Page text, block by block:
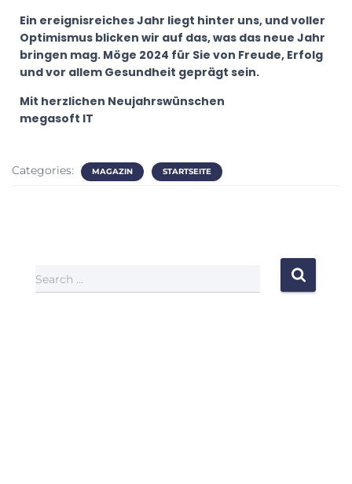
Ein ereignisreiches Jahr liegt hinter uns, und voller
Optimismus blicken wir auf das, was das neue Jahr
bringen mag. Möge 2024 für Sie von Freude, Erfolg
und vor allem Gesundheit geprägt sein.
Mit herzlichen Neujahrswünschen
megasoft IT
Categories: MAGAZIN STARTSEITE
Search …